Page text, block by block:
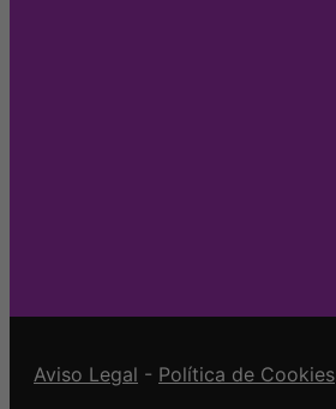
Aviso Legal - Política de Cookies